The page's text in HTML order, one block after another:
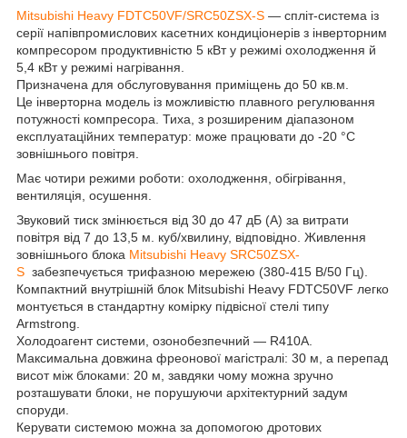
Mitsubishi Heavy FDTC50VF/SRC50ZSX-S — спліт-система із
серії напівпромислових касетних кондиціонерів з інверторним
компресором продуктивністю 5 кВт у режимі охолодження й
5,4 кВт у режимі нагрівання.
Призначена для обслуговування приміщень до 50 кв.м.
Це інверторна модель із можливістю плавного регулювання
потужності компресора. Тиха, з розширеним діапазоном
експлуатаційних температур: може працювати до -20 °C
зовнішнього повітря.
Має чотири режими роботи: охолодження, обігрівання,
вентиляція, осушення.
Звуковий тиск змінюється від 30 до 47 дБ (А) за витрати
повітря від 7 до 13,5 м. куб/хвилину, відповідно. Живлення
зовнішнього блока Mitsubishi Heavy SRC50ZSX-
S забезпечується трифазною мережею (380-415 В/50 Гц).
Компактний внутрішній блок Mitsubishi Heavy FDTC50VF легко
монтується в стандартну комірку підвісної стелі типу
Armstrong.
Холодоагент системи, озонобезпечний — R410A.
Максимальна довжина фреонової магістралі: 30 м, а перепад
висот між блоками: 20 м, завдяки чому можна зручно
розташувати блоки, не порушуючи архітектурний задум
споруди.
Керувати системою можна за допомогою дротових